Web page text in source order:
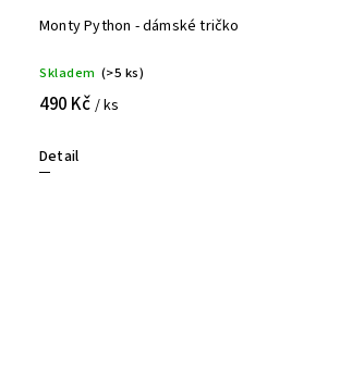
Monty Python - dámské tričko
Skladem (>5 ks)
490 Kč / ks
Detail